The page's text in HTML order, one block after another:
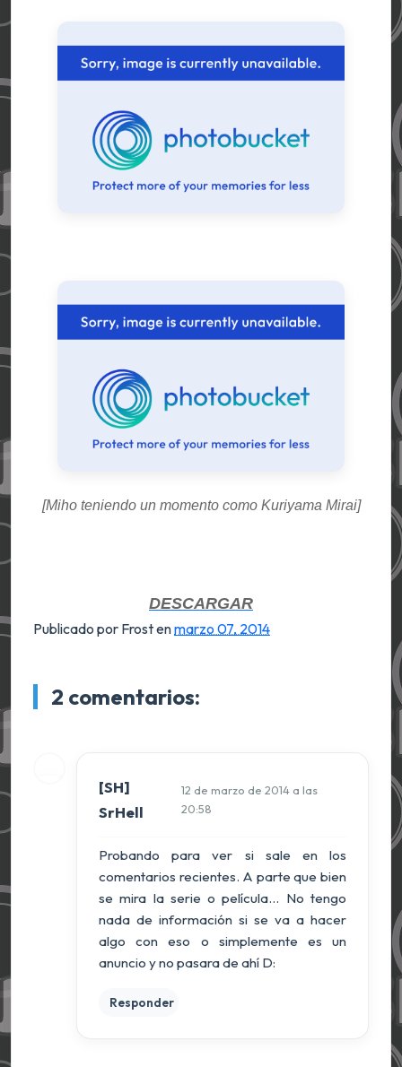
[Miho teniendo un momento como Kuriyama Mirai]
DESCARGAR
Publicado por Frostenmarzo 07, 2014
2 comentarios:
[SH]
SrHell
12 de marzo de 2014 a las
20:58
Probando para ver si sale en los
comentarios recientes. A parte que bien
se mira la serie o película... No tengo
nada de información si se va a hacer
algo con eso o simplemente es un
anuncio y no pasara de ahí D:
Responder